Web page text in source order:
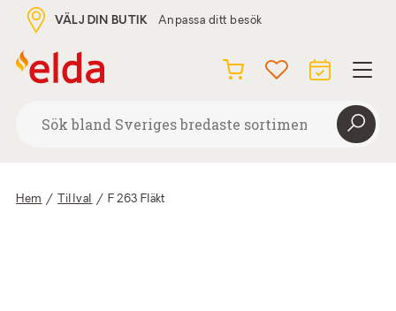
VÄLJ DIN BUTIK Anpassa ditt besök
Hem / Tillval / F 263 Fläkt